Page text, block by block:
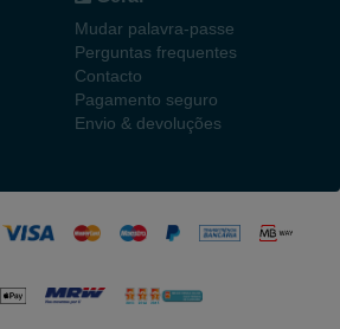
Mudar palavra-passe
Perguntas frequentes
Contacto
Pagamento seguro
Envio & devoluções